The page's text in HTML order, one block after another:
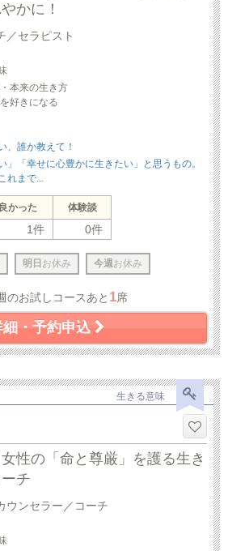
かに！
／セラピスト
本来の生き方
好きになる
、誰か教えて！
」「幸せに心豊かに生きたい」と思うもの。
れまで...
良かった 体験談
1件 0件
明日 お休み 今週 お休み
のお試しコースあと 1席
細・予約申込
生きる意味
性の「命と尊厳」を護る生き
チ
ウンセラー／コーチ